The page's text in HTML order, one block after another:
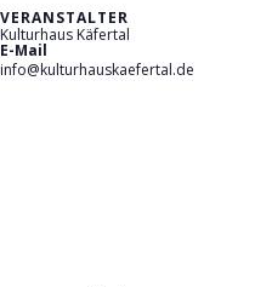
VERANSTALTER
Kulturhaus Käfertal
E-Mail
info@kulturhauskaefertal.de